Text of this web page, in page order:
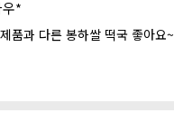
우*
품과 다른 봉하쌀 떡국 좋아요~